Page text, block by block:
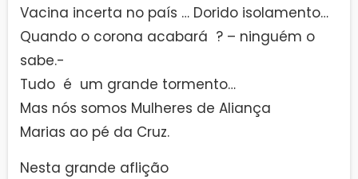
Vacina incerta no país … Dorido isolamento…
Quando o corona acabará ? – ninguém o
sabe.-
Tudo é um grande tormento…
Mas nós somos Mulheres de Aliança
Marias ao pé da Cruz.
Nesta grande aflição